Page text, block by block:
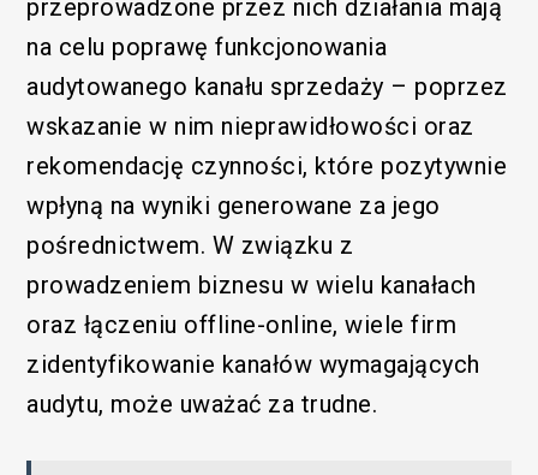
przeprowadzone przez nich działania mają
na celu poprawę funkcjonowania
audytowanego kanału sprzedaży – poprzez
wskazanie w nim nieprawidłowości oraz
rekomendację czynności, które pozytywnie
wpłyną na wyniki generowane za jego
pośrednictwem. W związku z
prowadzeniem biznesu w wielu kanałach
oraz łączeniu offline-online, wiele firm
zidentyfikowanie kanałów wymagających
audytu, może uważać za trudne.